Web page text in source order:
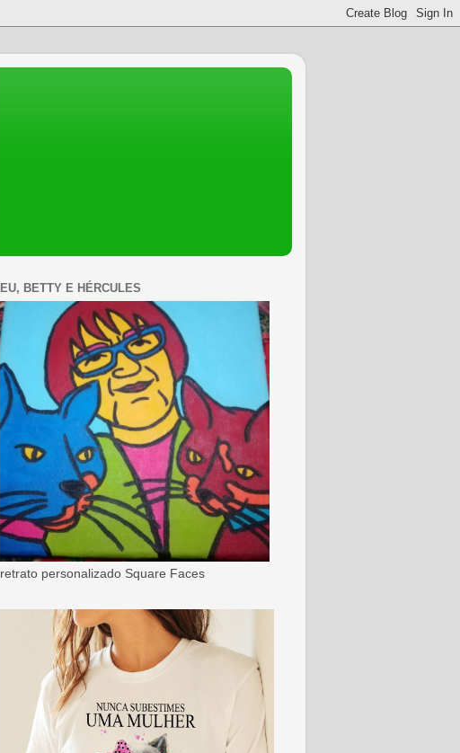
EU, BETTY E HÉRCULES
retrato personalizado Square Faces